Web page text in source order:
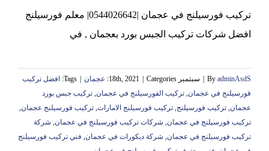
تركيب فورسيلنج في عجمان |0544026642| معلم فورسيلنج
افضل شركات تركيب الجبس بورد بعجمان , في
By adminAsdS سبتمبر 18th, 2021 Categories: عجمان Tags:
افضل تركيب
فورسيلنج في عجمان, تركيب الفورسيلنج في عجمان, تركيب جبس بورد
عجمان, تركيب فورسيلنج, تركيب فورسيلنج الامارات, تركيب فورسيلنج عجمان,
تركيب فورسيلنج في عجمان, شركات تركيب فورسيلنج في عجمان, شركة
تركيب فورسيلنج في عجمان, شركة ديكورات في عجمان, فني تركيب فورسيلنج